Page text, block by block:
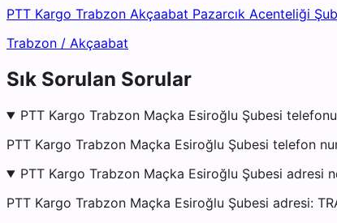
PTT Kargo Trabzon Akçaabat Pazarcık Acenteliği
Trabzon / Akçaabat
Sık Sorulan Sorular
PTT Kargo Trabzon Maçka Esiroğlu Şubesi
PTT Kargo Trabzon Maçka Esiroğlu Şubesi telefon
PTT Kargo Trabzon Maçka Esiroğlu Şubesi adresi
PTT Kargo Trabzon Maçka Esiroğlu Şubesi adresi: